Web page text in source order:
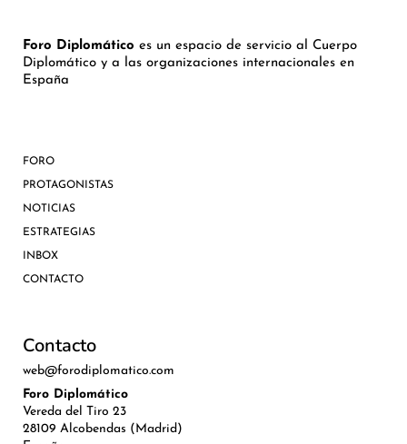
Foro Diplomático es un espacio de servicio al Cuerpo
Diplomático y a las organizaciones internacionales en
España
FORO
PROTAGONISTAS
NOTICIAS
ESTRATEGIAS
INBOX
CONTACTO
Contacto
web@forodiplomatico.com
Foro Diplomático
Vereda del Tiro 23
28109 Alcobendas (Madrid)